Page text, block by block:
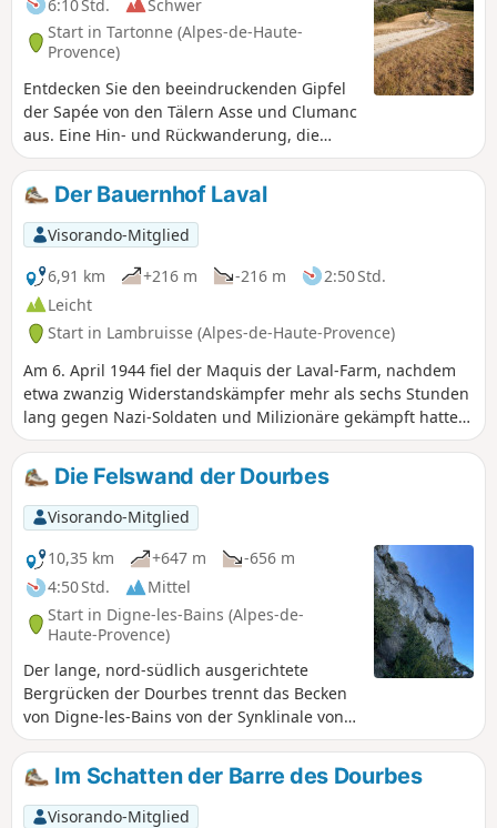
6:10 Std.
Schwer
Start in Tartonne (Alpes-de-Haute-
Provence)
Entdecken Sie den beeindruckenden Gipfel
der Sapée von den Tälern Asse und Clumanc
aus. Eine Hin- und Rückwanderung, die
aufgrund des Höhenunterschieds recht
anspruchsvoll ist und größtenteils durch
den Wald führt. Herrliche Ausblicke auf das
Tal.
Der Bauernhof Laval
Visorando-Mitglied
6,91 km
+216 m -216 m
2:50 Std.
Leicht
Start in Lambruisse (Alpes-de-Haute-Provence)
Am 6. April 1944 fiel der Maquis der Laval-Farm, nachdem
etwa zwanzig Widerstandskämpfer mehr als sechs Stunden
lang gegen Nazi-Soldaten und Milizionäre gekämpft hatten.
Diese einfache Wanderung ab Lambruisse führt zu den
Schauplätzen dieser Tragödie.
Die Felswand der Dourbes
Visorando-Mitglied
10,35 km
+647 m
-656 m
4:50 Std.
Mittel
Start in Digne-les-Bains (Alpes-de-
Haute-Provence)
Der lange, nord-südlich ausgerichtete
Bergrücken der Dourbes trennt das Becken
von Digne-les-Bains von der Synklinale von
Barrême. Sie erhebt sich über zwanzig
Kilometer in mehreren Etagen und erreicht
ihren höchsten Punkt, den Pic de Couar, auf
1988 m Höhe.
Im Schatten der Barre des Dourbes
Visorando-Mitglied